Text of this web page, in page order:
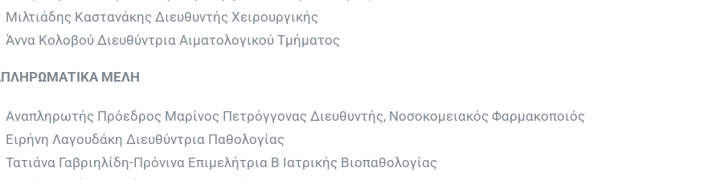
Μιλτιάδης Καστανάκης Διευθυντής Χειρουργικής
Άννα Κολοβού Διευθύντρια Αιματολογικού Τμήματος
ΜΕΛΗ
Αναπληρωτής Πρόεδρος Μαρίνος Πετρόγγονας Διευθυντής, Νοσοκομειακός Φαρμακοποιός
Ειρήνη Λαγουδάκη Διευθύντρια Παθολογίας
Τατιάνα Γαβριηλίδη-Πρόνινα Επιμελήτρια Β Ιατρικής Βιοπαθολογίας